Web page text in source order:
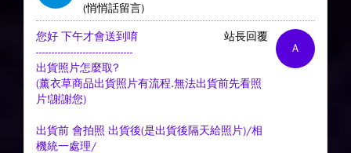
(悄悄話留言)
A
站長回覆
您好 下午才會送到唷
-------------------------------
出貨照片怎麼取?
(薰衣草商品出貨照片有流程.無法出貨前先看照
片!謝謝您)
出貨前 會拍照 出貨後(是出貨後隔天給照片)/相
機統一處理/